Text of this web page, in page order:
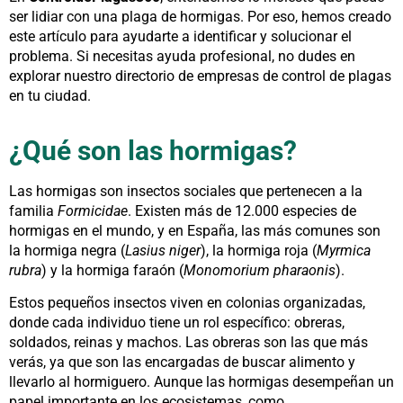
ser lidiar con una plaga de hormigas. Por eso, hemos creado
este artículo para ayudarte a identificar y solucionar el
problema. Si necesitas ayuda profesional, no dudes en
explorar nuestro directorio de empresas de control de plagas
en tu ciudad.
¿Qué son las hormigas?
Las hormigas son insectos sociales que pertenecen a la
familia Formicidae. Existen más de 12.000 especies de
hormigas en el mundo, y en España, las más comunes son
la hormiga negra (Lasius niger), la hormiga roja (Myrmica
rubra) y la hormiga faraón (Monomorium pharaonis).
Estos pequeños insectos viven en colonias organizadas,
donde cada individuo tiene un rol específico: obreras,
soldados, reinas y machos. Las obreras son las que más
verás, ya que son las encargadas de buscar alimento y
llevarlo al hormiguero. Aunque las hormigas desempeñan un